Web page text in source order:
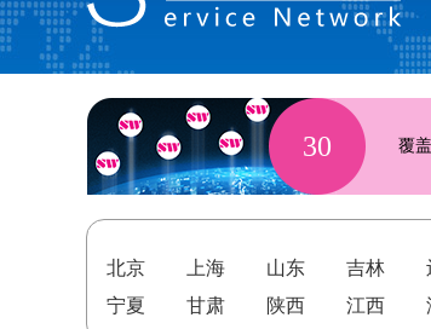
30 覆
北京
上海 山东 吉林
宁夏
甘肃 陕西 江西